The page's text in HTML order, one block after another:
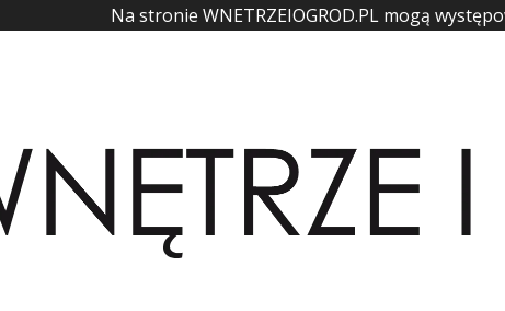
Na stronie WNETRZEIOGROD.PL mogą